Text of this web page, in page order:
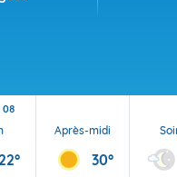
08
Après-midi
30°